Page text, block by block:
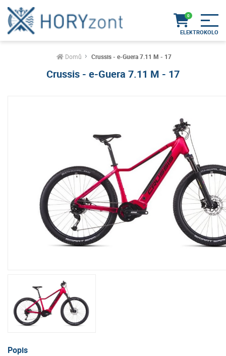
Domů Crussis - e-Guera 7.11 M - 17
Crussis - e-Guera 7.11 M - 17
Popis